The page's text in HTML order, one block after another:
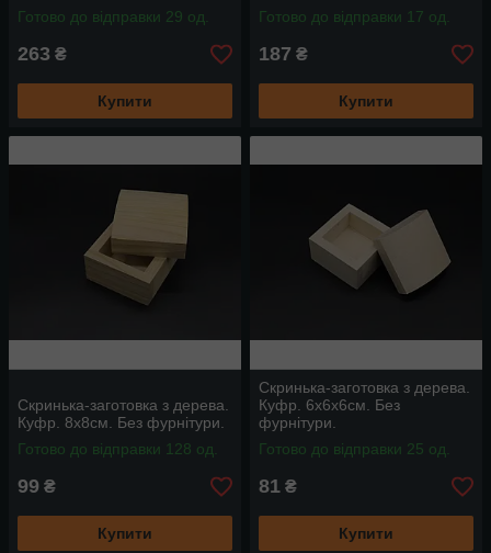
Готово до відправки 29 од.
263 ₴
Купити
Готово до відправки 17 од.
187 ₴
Купити
Скринька-заготовка з дерева.
Куфр. 8х8см. Без фурнітури.
Готово до відправки 128 од.
99 ₴
Купити
Скринька-заготовка з дерева.
Куфр. 6х6х6см. Без
фурнітури.
Готово до відправки 25 од.
81 ₴
Купити